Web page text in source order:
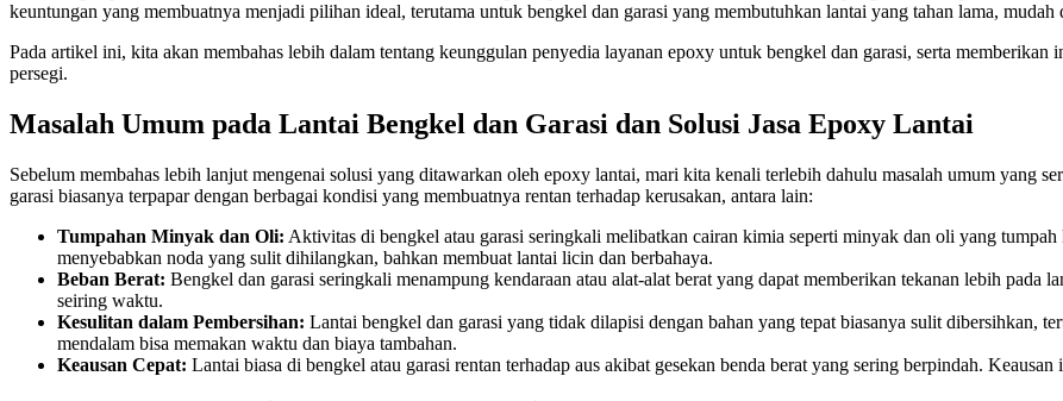
keuntungan yang membuatnya menjadi pilihan ideal, terutama untuk bengkel dan garasi yang membutuhkan lantai yang tahan lama, mudah
Pada artikel ini, kita akan membahas lebih dalam tentang keunggulan penyedia layanan epoxy untuk bengkel dan garasi, serta
persegi.
Masalah Umum pada Lantai Bengkel dan Garasi dan Solusi Jasa Epoxy Lantai
Sebelum membahas lebih lanjut mengenai solusi yang ditawarkan oleh epoxy lantai, mari kita kenali terlebih dahulu masalah umum yang
garasi biasanya terpapar dengan berbagai kondisi yang membuatnya rentan terhadap kerusakan, antara lain:
Tumpahan Minyak dan Oli: Aktivitas di bengkel atau garasi seringkali melibatkan cairan kimia seperti minyak dan oli yang
menyebabkan noda yang sulit dihilangkan, bahkan membuat lantai licin dan berbahaya.
Beban Berat: Bengkel dan garasi seringkali menampung kendaraan atau alat-alat berat yang dapat memberikan tekanan lebih pada
seiring waktu.
Kesulitan dalam Pembersihan: Lantai bengkel dan garasi yang tidak dilapisi dengan bahan yang tepat biasanya sulit dibersihkan,
mendalam bisa memakan waktu dan biaya tambahan.
Keausan Cepat: Lantai biasa di bengkel atau garasi rentan terhadap aus akibat gesekan benda berat yang sering berpindah.